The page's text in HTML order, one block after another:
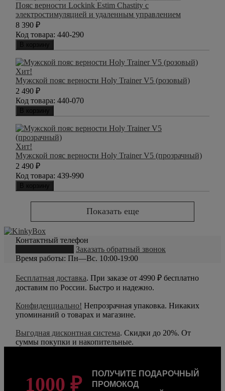
Пояс верности Lockink Estim Chastity с
электростимуляцией и удаленным управлением
8 390 ₽
Код товара: 440-290
В корзину
Хит!
Мужской пояс верности Holy Trainer V5 (розовый)
2 490 ₽
Код товара: 440-070
В корзину
Хит!
Мужской пояс верности Holy Trainer V5 (прозрачный)
2 490 ₽
Код товара: 439-990
В корзину
Показать еще
Контактный телефон
Заказать обратный звонок
Время работы: Пн—Вс. 10:00-19:00
Бесплатная доставка. При заказе от 4990 ₽ бесплатно
доставим по России. Быстро и надежно.
Конфиденциально! Непрозрачная упаковка. Никаких
упоминаний о товарах и магазине.
Выгодная дисконтная система. Скидки до 20%. От
суммы покупки и накопительные.
1000 ₽
ПОЛУЧИТЕ ПОДАРОЧНЫЙ
ПРОМОКОД